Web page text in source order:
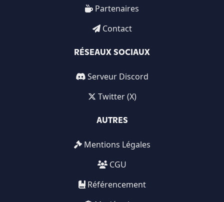
Partenaires
Contact
RÉSEAUX SOCIAUX
Serveur Discord
Twitter (X)
AUTRES
Mentions Légales
CGU
Référencement